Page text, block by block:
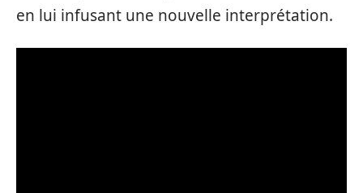
en lui infusant une nouvelle interprétation.